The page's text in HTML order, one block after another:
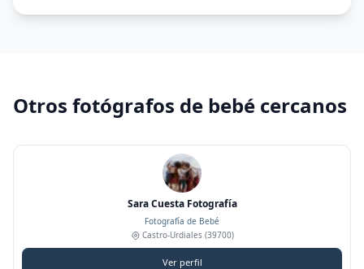
Otros fotógrafos de bebé cercanos
Sara Cuesta Fotografía
Fotografía de Bebé
Castro-Urdiales(39700)
Ver perfil